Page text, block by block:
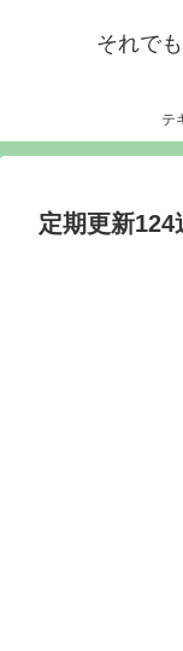
それで
テ
定期更新124